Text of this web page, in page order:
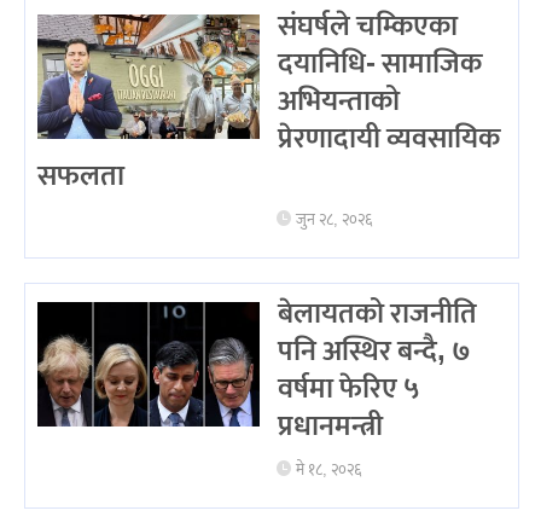
संघर्षले चम्किएका
दयानिधि- सामाजिक
अभियन्ताको
प्रेरणादायी व्यवसायिक
सफलता
जुन २८, २०२६
बेलायतको राजनीति
पनि अस्थिर बन्दै, ७
वर्षमा फेरिए ५
प्रधानमन्त्री
मे १८, २०२६